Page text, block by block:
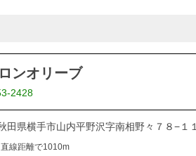
ンオリーブ
2428
田県横手市山内平野沢字南相野々７８−１１
線距離で1010m